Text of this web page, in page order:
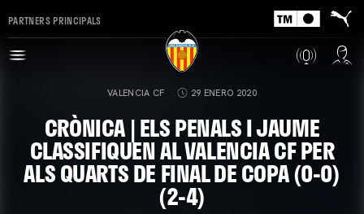
PARTNERS PRINCIPALS
VALENCIA CF 29 ENERO 2020
CRÒNICA | ELS PENALS I JAUME
CLASSIFIQUEN AL VALENCIA CF PER
ALS QUARTS DE FINAL DE COPA (0-0)
(2-4)